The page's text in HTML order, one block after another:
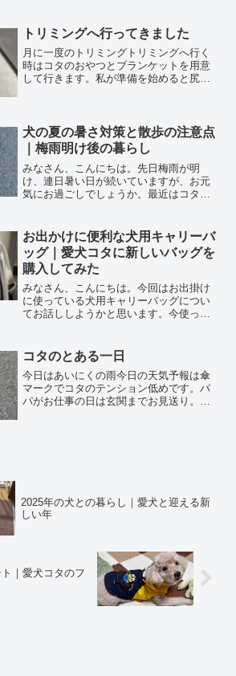
います。新年を迎えたコタの様子コタは
寒いのが苦手なようで...
トリミングへ行ってきました
月に一度のトリミングトリミングへ行く
時はコタのおやつとブランケットを用意
して行きます。私が準備を始めると尻尾
コタのカットスタイルを長...
犬の夏の暑さ対策と散歩の注意点
｜梅雨明け後の暮らし
みなさん、こんにちは。先日梅雨が明
け、連日暑い日が続いていますが、お元
気にお過ごしでしょうか。最近はコタの
話ししようと思います。夏場の早朝の散
歩梅雨の時期は、朝７時過ぎ...
お出かけに便利な犬用キャリーバ
ッグ｜愛犬コタに新しいバッグを
購入してみた
みなさん、こんにちは。今回はお出掛け
に使っている犬用キャリーバッグについ
てお話ししようかと思います。今使って
ている箇所が増えてきていたので、今
回、新しいキャリーバッグを...
コタのとある一日
今日はあいにくの雨今日の天気予報は傘
マークでコタのテンション低めです。パ
パがお仕事の日は玄関までお見送り。パ
2025年の犬との暮らし｜愛犬と迎える新
しい年
｜愛犬コタのフ